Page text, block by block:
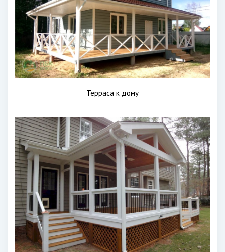
Терраса к дому